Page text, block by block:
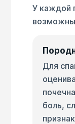
У каждой
Для
боль,